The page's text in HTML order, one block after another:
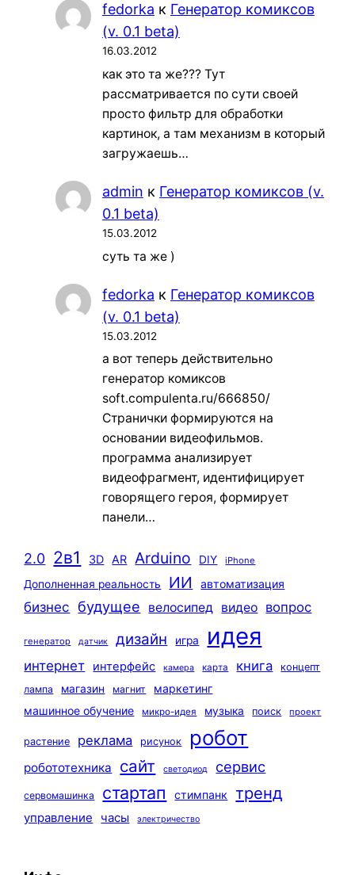
fedorka к Генератор комиксов
(v. 0.1 beta)
16.03.2012
как это та же??? Тут
рассматривается по сути своей
просто фильтр для обработки
картинок, а там механизм в который
загружаешь…
admin к Генератор комиксов (v.
0.1 beta)
15.03.2012
суть та же )
fedorka к Генератор комиксов
(v. 0.1 beta)
15.03.2012
а вот теперь действительно
генератор комиксов
soft.compulenta.ru/666850/
Странички формируются на
основании видеофильмов.
программа анализирует
видеофрагмент, идентифицирует
говорящего героя, формирует
панели…
2.0 2в1 3D AR Arduino DIY iPhone
Дополненная реальность ИИ автоматизация
бизнес будущее велосипед видео вопрос
генератор датчик дизайн игра идея
интернет интерфейс камера карта книга
концепт
лампа
магазин магнит
маркетинг
машинное обучение
микро-идея музыка поиск проект
растение реклама рисунок робот
робототехника сайт светодиод сервис
сервомашинка стартап стимпанк тренд
управление часы электричество